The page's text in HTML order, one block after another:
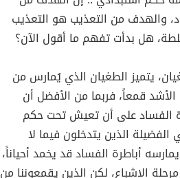
والهدف من التعذيب هو التعذيب
هل بدأت تفهم ما أقول الآن؟
يتميز الطغيان الذي يُمارس من
قمعاً، فربما من الأفضل أن
الفساد على أن تعيش تحت حكم
الذين يتدخلون فيما لا
أباطرة الفساد قد يخمد أحياناً،
الإشباع، لكن الذين يقمعوننا من